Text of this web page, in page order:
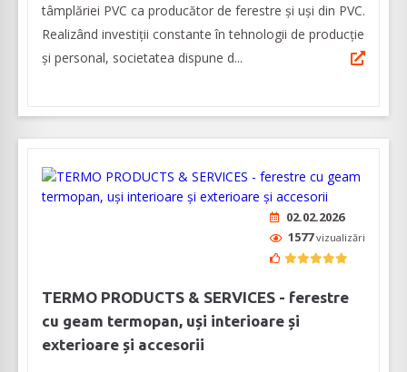
tâmplăriei PVC ca producător de ferestre și uși din PVC.
Realizând investiții constante în tehnologii de producție
și personal, societatea dispune d...
02.02.2026
1577vizualizări
TERMO PRODUCTS & SERVICES - ferestre
cu geam termopan, uși interioare și
exterioare și accesorii